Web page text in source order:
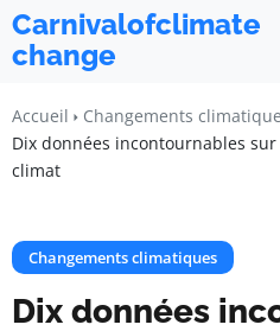
Carnivalofclimate
change
Accueil
Changements
Dix données incontournables
climat
Changements climatiques
Dix données